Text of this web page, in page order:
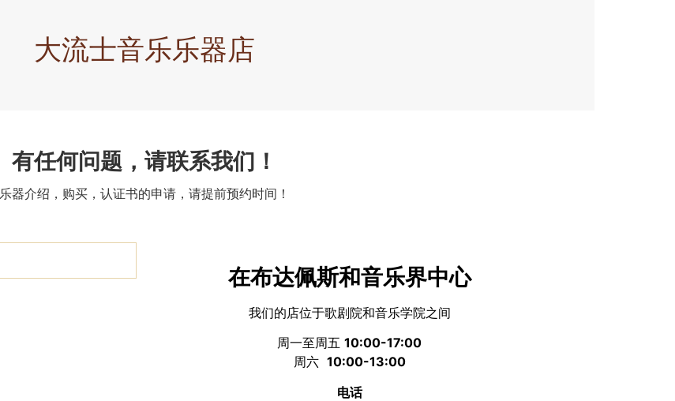
大流士音乐乐器店
有任何问题，请联系我们！
乐器介绍，购买，认证书的申请，请提前预约时间！
在布达佩斯和音乐界中心
我们的店位于歌剧院和音乐学院之间
周一至周五10:00-17:00
周六 10:00-13:00
电话